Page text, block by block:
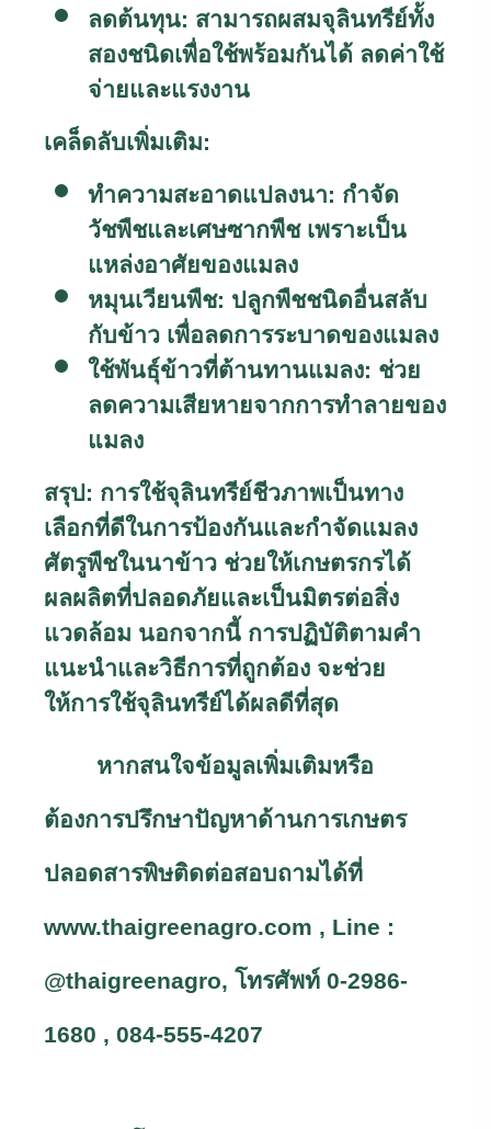
ลดต้นทุน: สามารถผสมจุลินทรีย์ทั้ง
สองชนิดเพื่อใช้พร้อมกันได้ ลดค่าใช้
จ่ายและแรงงาน
เคล็ดลับเพิ่มเติม:
ทำความสะอาดแปลงนา: กำจัด
วัชพืชและเศษซากพืช เพราะเป็น
แหล่งอาศัยของแมลง
หมุนเวียนพืช: ปลูกพืชชนิดอื่นสลับ
กับข้าว เพื่อลดการระบาดของแมลง
ใช้พันธุ์ข้าวที่ต้านทานแมลง: ช่วย
ลดความเสียหายจากการทำลายของ
แมลง
สรุป: การใช้จุลินทรีย์ชีวภาพเป็นทาง
เลือกที่ดีในการป้องกันและกำจัดแมลง
ศัตรูพืชในนาข้าว ช่วยให้เกษตรกรได้
ผลผลิตที่ปลอดภัยและเป็นมิตรต่อสิ่ง
แวดล้อม นอกจากนี้ การปฏิบัติตามคำ
แนะนำและวิธีการที่ถูกต้อง จะช่วย
ให้การใช้จุลินทรีย์ได้ผลดีที่สุด
หากสนใจข้อมูลเพิ่มเติมหรือ
ต้องการปรึกษาปัญหาด้านการเกษตร
ปลอดสารพิษติดต่อสอบถามได้ที่
www.thaigreenagro.com , Line :
@thaigreenagro, โทรศัพท์ 0-2986-
1680 , 084-555-4207